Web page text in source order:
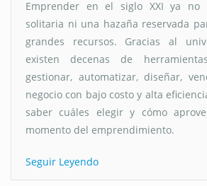
Emprender en el siglo XXI ya no
solitaria ni una hazaña reservada
grandes recursos. Gracias al
existen decenas de
gestionar, automatizar, diseñar,
negocio con bajo costo y alta
saber cuáles elegir y cómo
momento del emprendimiento.
Seguir Leyendo